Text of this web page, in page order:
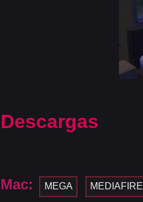
Descargas
Mac: MEGA MEDIAFIRE